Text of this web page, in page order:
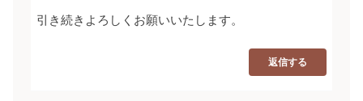
引き続きよろしくお願いいたします。
返信する